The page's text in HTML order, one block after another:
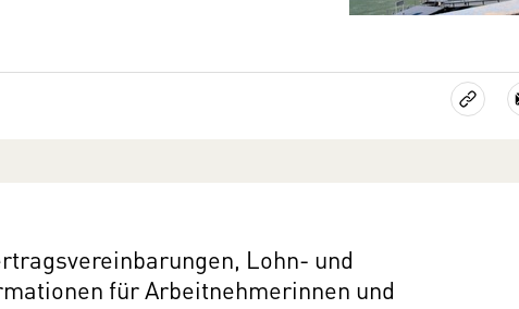
Lohn- und
für Arbeitnehmerinnen und